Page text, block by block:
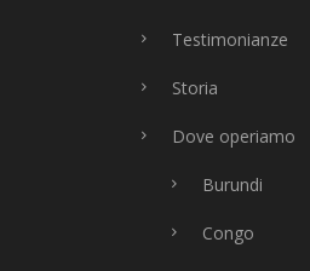
Testimonianze
Storia
Dove operiamo
Burundi
Congo